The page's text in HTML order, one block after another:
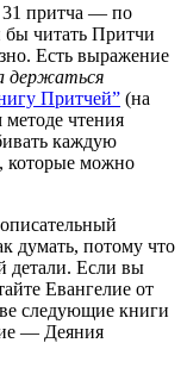
31 притча — по
читать Притчи
Есть выражение
держаться
Притчей” (на
чтения
каждую
которые можно
думать, потому что
детали. Если вы
Евангелие от
следующие книги
— Деяния